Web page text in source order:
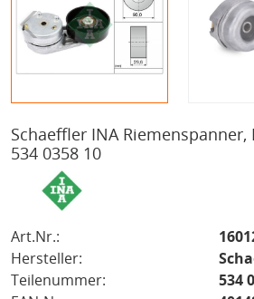
Schaeffler INA
534 0358 10
Art.Nr.:
Hersteller:
Teilenummer:
534